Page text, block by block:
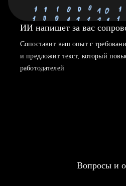
ИИ напишет за вас
Сопоставит ваш опыт с
и предложит текст, который
работодателей
Вопросы и